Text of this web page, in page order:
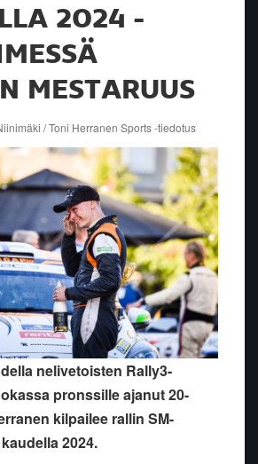
2024 -
MESTARUUS
/ Toni Herranen Sports -tiedotus
nelivetoisten Rally3-
pronssille ajanut 20-
kilpailee rallin SM-
2024.